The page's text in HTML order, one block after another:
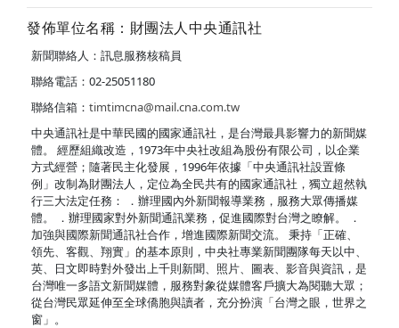
發佈單位名稱：財團法人中央通訊社
新聞聯絡人：訊息服務核稿員
聯絡電話：02-25051180
聯絡信箱： timtimcna@mail.cna.com.tw
中央通訊社是中華民國的國家通訊社，是台灣最具影響力的新聞媒
體。 經歷組織改造，1973年中央社改組為股份有限公司，以企業
方式經營；隨著民主化發展，1996年依據「中央通訊社設置條
例」改制為財團法人，定位為全民共有的國家通訊社，獨立超然執
行三大法定任務： ．辦理國內外新聞報導業務，服務大眾傳播媒
體。 ．辦理國家對外新聞通訊業務，促進國際對台灣之瞭解。 ．
加強與國際新聞通訊社合作，增進國際新聞交流。 秉持「正確、
領先、客觀、翔實」的基本原則，中央社專業新聞團隊每天以中、
英、日文即時對外發出上千則新聞、照片、圖表、影音與資訊，是
台灣唯一多語文新聞媒體，服務對象從媒體客戶擴大為閱聽大眾；
從台灣民眾延伸至全球僑胞與讀者，充分扮演「台灣之眼，世界之
窗」。